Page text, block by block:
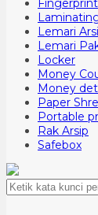
Fingerprint
Lemari
Lemari
Locker
Money
Money
Paper
Portable
Rak Arsip
Safebox